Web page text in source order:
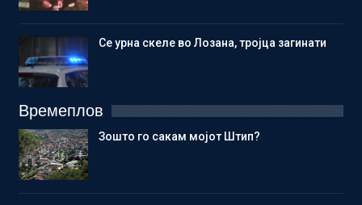
Се урна скеле во Лозана, тројца загинати
Времеплов
Зошто го сакам мојот Штип?